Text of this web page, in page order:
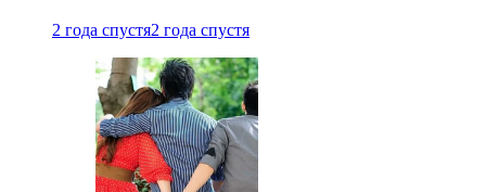
2 года спустя2 года спустя